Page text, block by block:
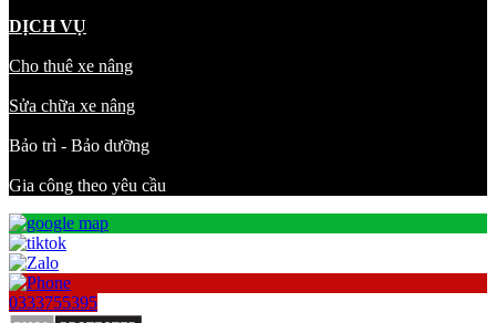
DỊCH VỤ
Cho thuê xe nâng
Sửa chữa xe nâng
Bảo trì - Bảo dưỡng
Gia công theo yêu cầu
0333755395